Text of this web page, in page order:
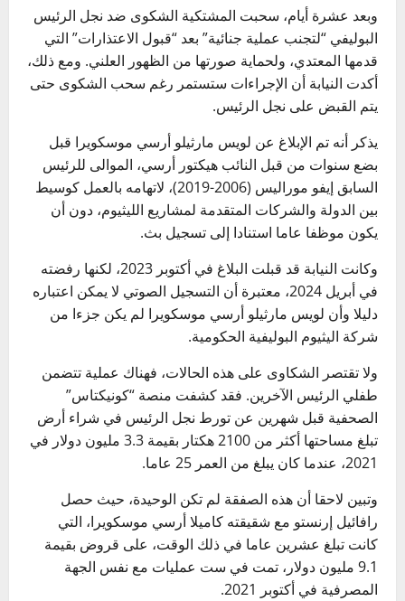
وبعد عشرة أيام، سحبت المشتكية الشكوى ضد نجل الرئيس
البوليفي “لتجنب عملية جنائية” بعد “قبول الاعتذارات” التي
قدمها المعتدي، ولحماية صورتها من الظهور العلني. ومع ذلك،
أكدت النيابة أن الإجراءات ستستمر رغم سحب الشكوى حتى
يتم القبض على نجل الرئيس.
يذكر أنه تم الإبلاغ عن لويس مارثيلو أرسي موسكويرا قبل
بضع سنوات من قبل النائب هيكتور أرسي، الموالى للرئيس
السابق إيفو موراليس (2006-2019)، لاتهامه بالعمل كوسيط
بين الدولة والشركات المتقدمة لمشاريع الليثيوم، دون أن
يكون موظفا عاما استنادا إلى تسجيل بث.
وكانت النيابة قد قبلت البلاغ في أكتوبر 2023، لكنها رفضته
في أبريل 2024، معتبرة أن التسجيل الصوتي لا يمكن اعتباره
دليلا وأن لويس مارثيلو أرسي موسكويرا لم يكن جزءا من
شركة اليثيوم البوليفية الحكومية.
ولا تقتصر الشكاوى على هذه الحالات، فهناك عملية تتضمن
طفلي الرئيس الآخرين. فقد كشفت منصة “كونيكتاس”
الصحفية قبل شهرين عن تورط نجل الرئيس في شراء أرض
تبلغ مساحتها أكثر من 2100 هكتار بقيمة 3.3 مليون دولار في
2021، عندما كان يبلغ من العمر 25 عاما.
وتبين لاحقا أن هذه الصفقة لم تكن الوحيدة، حيث حصل
رافائيل إرنستو مع شقيقته كاميلا أرسي موسكويرا، التي
كانت تبلغ عشرين عاما في ذلك الوقت، على قروض بقيمة
9.1 مليون دولار، تمت في ست عمليات مع نفس الجهة
المصرفية في أكتوبر 2021.